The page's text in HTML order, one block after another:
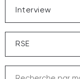
Interview
RSE